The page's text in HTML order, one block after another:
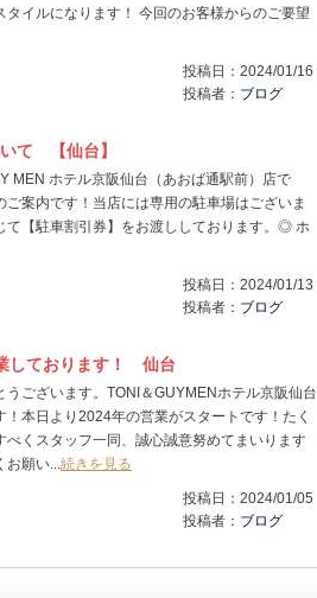
タイルになります！ 今回のお客様からのご要望
投稿日： 2024/01/16
投稿者： ブログ
て 【仙台】
MEN ホテル京阪仙台（あおば通駅前）店で
案内です！当店には専用の駐車場はございま
て【駐車割引券】をお渡ししております。◎ ホ
投稿日： 2024/01/13
投稿者： ブログ
しております！ 仙台
うございます。TONI＆GUYMENホテル京阪仙台
！本日より2024年の営業がスタートです！たく
べくスタッフ一同、誠心誠意努めてまいります
お願い...続きを見る
投稿日： 2024/01/05
投稿者： ブログ